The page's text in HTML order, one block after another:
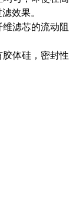
效果。
滤芯的流动阻
体硅，密封性